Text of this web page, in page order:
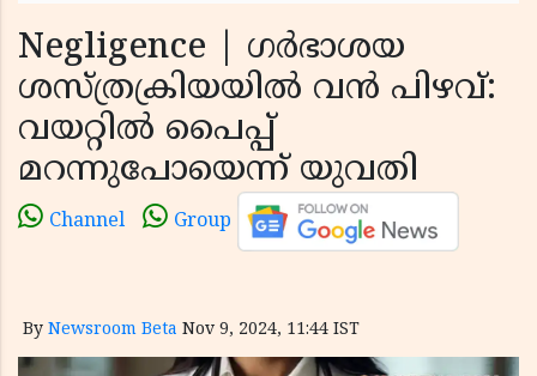
Negligence | ഗര്‍ഭാശയ
ശസ്ത്രക്രിയയില്‍ വന്‍ പിഴവ്:
വയറ്റില്‍ പൈപ്പ്
മറന്നുപോയെന്ന് യുവതി
Channel Group
By Newsroom Beta Nov 9, 2024, 11:44 IST